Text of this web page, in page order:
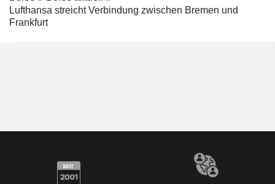
Lufthansa streicht Verbindung zwischen Bremen und
Frankfurt